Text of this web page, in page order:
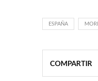
ESPAÑA
COMPARTIR